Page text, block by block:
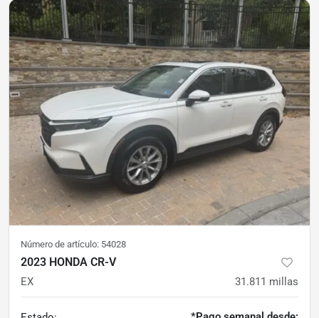
Número de artículo: 54028
2023 HONDA CR-V
EX 31.811 millas